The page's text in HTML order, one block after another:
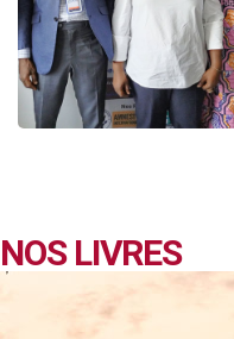
NOS LIVRES